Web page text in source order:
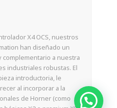
X4 OCS, nuestros
han diseñado un
a nuestra
industriales robustas. El
introductoria, le
al incorporar a la
de Horner (como